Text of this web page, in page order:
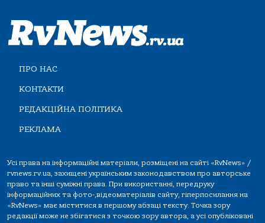
ПРО НАС
КОНТАКТИ
РЕДАКЦІЙНА ПОЛІТИКА
РЕКЛАМА
Усі права на інформаційні матеріали, розміщені на сайті «RvNews» /
rvnews.rv.ua, захищені українським законодавством про авторське
право та інші суміжні права. При використанні, передруку
інформаційних та фото-,відеоматеріалів сайту, гіперпосилання на
«RvNews» має міститися в першому абзаці тексту. Точка зору
редакції може не збігатися з точкою зору автора, а усі опубліковані